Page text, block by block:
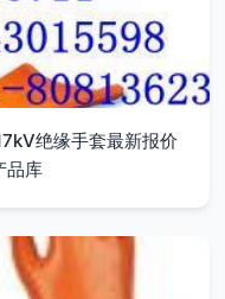
绝缘手套最新报价
品库